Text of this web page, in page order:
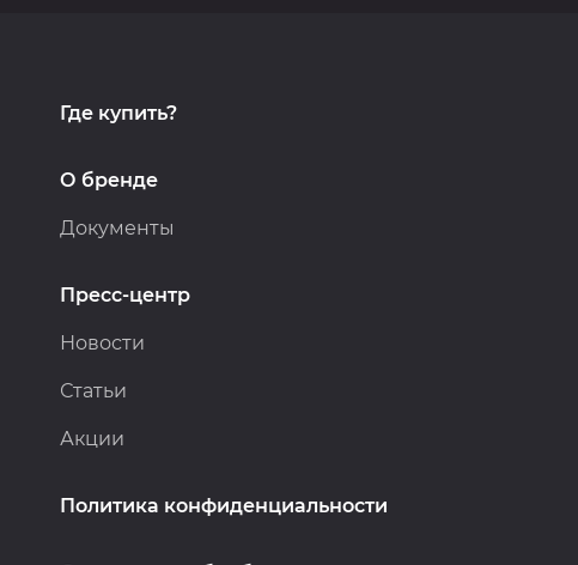
Где купить?
О бренде
Документы
Пресс-центр
Новости
Статьи
Акции
Политика конфиденциальности